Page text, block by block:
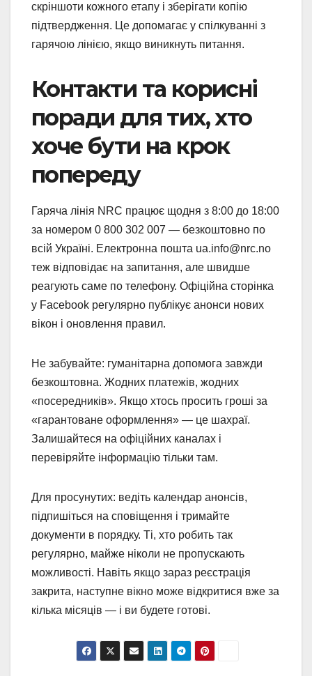
скріншоти кожного етапу і зберігати копію
підтвердження. Це допомагає у спілкуванні з
гарячою лінією, якщо виникнуть питання.
Контакти та корисні
поради для тих, хто
хоче бути на крок
попереду
Гаряча лінія NRC працює щодня з 8:00 до 18:00
за номером 0 800 302 007 — безкоштовно по
всій Україні. Електронна пошта ua.info@nrc.no
теж відповідає на запитання, але швидше
реагують саме по телефону. Офіційна сторінка
у Facebook регулярно публікує анонси нових
вікон і оновлення правил.
Не забувайте: гуманітарна допомога завжди
безкоштовна. Жодних платежів, жодних
«посередників». Якщо хтось просить гроші за
«гарантоване оформлення» — це шахраї.
Залишайтеся на офіційних каналах і
перевіряйте інформацію тільки там.
Для просунутих: ведіть календар анонсів,
підпишіться на сповіщення і тримайте
документи в порядку. Ті, хто робить так
регулярно, майже ніколи не пропускають
можливості. Навіть якщо зараз реєстрація
закрита, наступне вікно може відкритися вже за
кілька місяців — і ви будете готові.